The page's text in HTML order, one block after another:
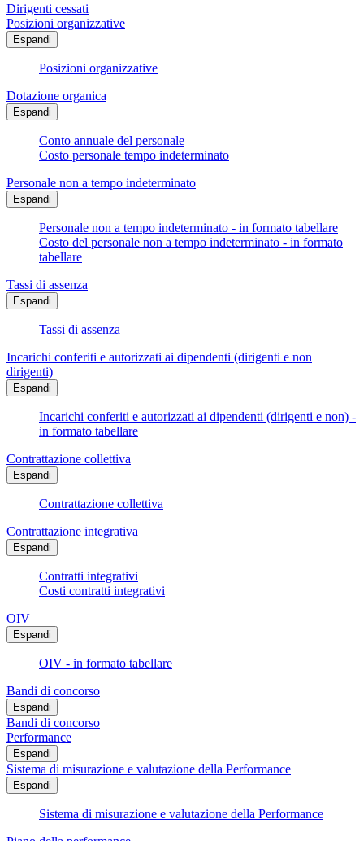
Dirigenti cessati
Posizioni organizzative
Espandi
Posizioni organizzative
Dotazione organica
Espandi
Conto annuale del personale
Costo personale tempo indeterminato
Personale non a tempo indeterminato
Espandi
Personale non a tempo indeterminato - in formato tabellare
Costo del personale non a tempo indeterminato - in formato
tabellare
Tassi di assenza
Espandi
Tassi di assenza
Incarichi conferiti e autorizzati ai dipendenti (dirigenti e non
dirigenti)
Espandi
Incarichi conferiti e autorizzati ai dipendenti (dirigenti e non) -
in formato tabellare
Contrattazione collettiva
Espandi
Contrattazione collettiva
Contrattazione integrativa
Espandi
Contratti integrativi
Costi contratti integrativi
OIV
Espandi
OIV - in formato tabellare
Bandi di concorso
Espandi
Bandi di concorso
Performance
Espandi
Sistema di misurazione e valutazione della Performance
Espandi
Sistema di misurazione e valutazione della Performance